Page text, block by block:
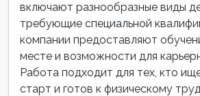
включают разнообразные виды
требующие специальной
компании предоставляют
месте и возможности для
Работа подходит для тех, кто
старт и готов к физическому